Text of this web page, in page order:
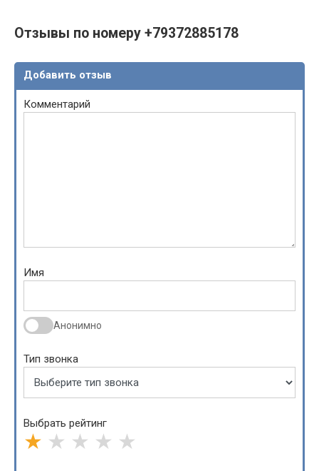
Отзывы по номеру +79372885178
Добавить отзыв
Комментарий
Имя
Анонимно
Тип звонка
Выбрать рейтинг
★ ★ ★ ★ ★